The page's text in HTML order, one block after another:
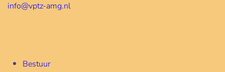
info@vptz-amg.nl
Bestuur